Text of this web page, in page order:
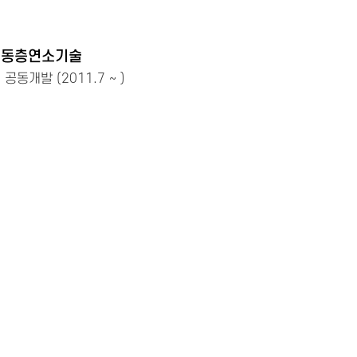
층연소기술
공동개발 (2011.7 ~ )